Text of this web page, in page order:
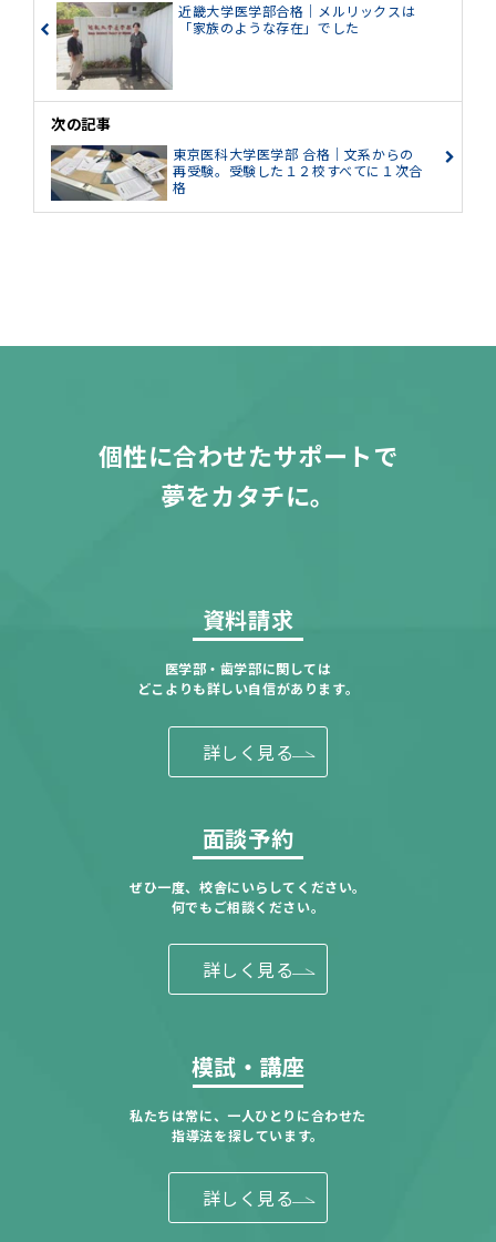
近畿大学医学部合格｜メルリックスは
「家族のような存在」でした
次の記事
東京医科大学医学部 合格｜文系からの
再受験。受験した１２校すべてに１次合
格
個性に合わせたサポートで
夢をカタチに。
資料請求
医学部・歯学部に関しては
どこよりも詳しい自信があります。
詳しく見る
面談予約
ぜひ一度、校舎にいらしてください。
何でもご相談ください。
詳しく見る
模試・講座
私たちは常に、一人ひとりに合わせた
指導法を探しています。
詳しく見る